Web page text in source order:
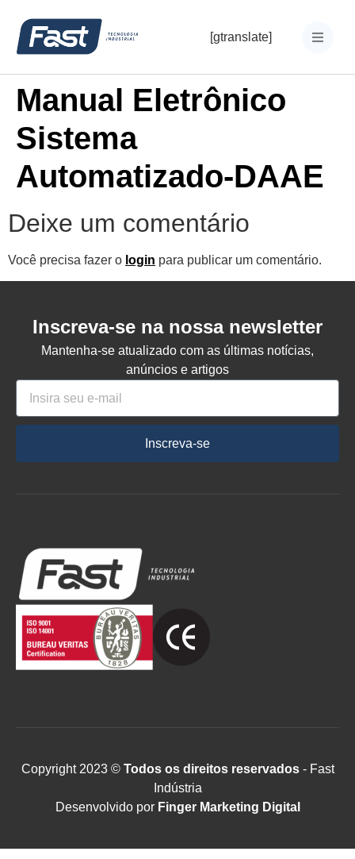
[gtranslate]
Manual Eletrônico
Sistema
Automatizado-DAAE
Deixe um comentário
Você precisa fazer o login para publicar um comentário.
Inscreva-se na nossa newsletter
Mantenha-se atualizado com as últimas notícias,
anúncios e artigos
Inscreva-se
Copyright 2023 ©Todos os direitos reservados- Fast
Indústria
Desenvolvido por Finger Marketing Digital